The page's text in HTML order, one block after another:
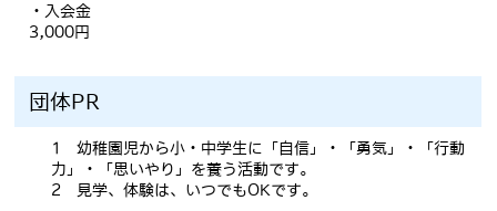
・入会金
3,000円
団体PR
1 幼稚園児から小・中学生に「自信」・「勇気」・「行動
力」・「思いやり」を養う活動です。
2 見学、体験は、いつでもOKです。